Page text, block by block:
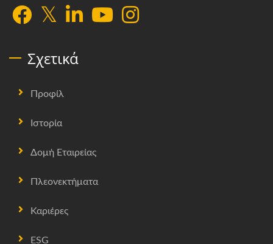
Σχετικά
Προφίλ
Ιστορία
Δομή Εταιρείας
Πλεονεκτήματα
Καριέρες
ESG